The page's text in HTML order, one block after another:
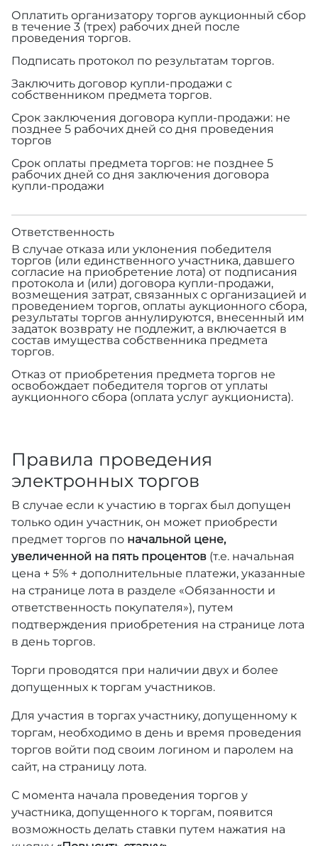
Оплатить организатору торгов аукционный сбор
в течение 3 (трех) рабочих дней после
проведения торгов.
Подписать протокол по результатам торгов.
Заключить договор купли-продажи с
собственником предмета торгов.
Срок заключения договора купли-продажи: не
позднее 5 рабочих дней со дня проведения
торгов
Срок оплаты предмета торгов: не позднее 5
рабочих дней со дня заключения договора
купли-продажи
Ответственность
В случае отказа или уклонения победителя
торгов (или единственного участника, давшего
согласие на приобретение лота) от подписания
протокола и (или) договора купли-продажи,
возмещения затрат, связанных с организацией и
проведением торгов, оплаты аукционного сбора,
результаты торгов аннулируются, внесенный им
задаток возврату не подлежит, а включается в
состав имущества собственника предмета
торгов.
Отказ от приобретения предмета торгов не
освобождает победителя торгов от уплаты
аукционного сбора (оплата услуг аукциониста).
Правила проведения
электронных торгов
В случае если к участию в торгах был допущен
только один участник, он может приобрести
предмет торгов по начальной цене,
увеличенной на пять процентов (т.е. начальная
цена + 5% + дополнительные платежи, указанные
на странице лота в разделе «Обязанности и
ответственность покупателя»), путем
подтверждения приобретения на странице лота
в день торгов.
Торги проводятся при наличии двух и более
допущенных к торгам участников.
Для участия в торгах участнику, допущенному к
торгам, необходимо в день и время проведения
торгов войти под своим логином и паролем на
сайт, на страницу лота.
С момента начала проведения торгов у
участника, допущенного к торгам, появится
возможность делать ставки путем нажатия на